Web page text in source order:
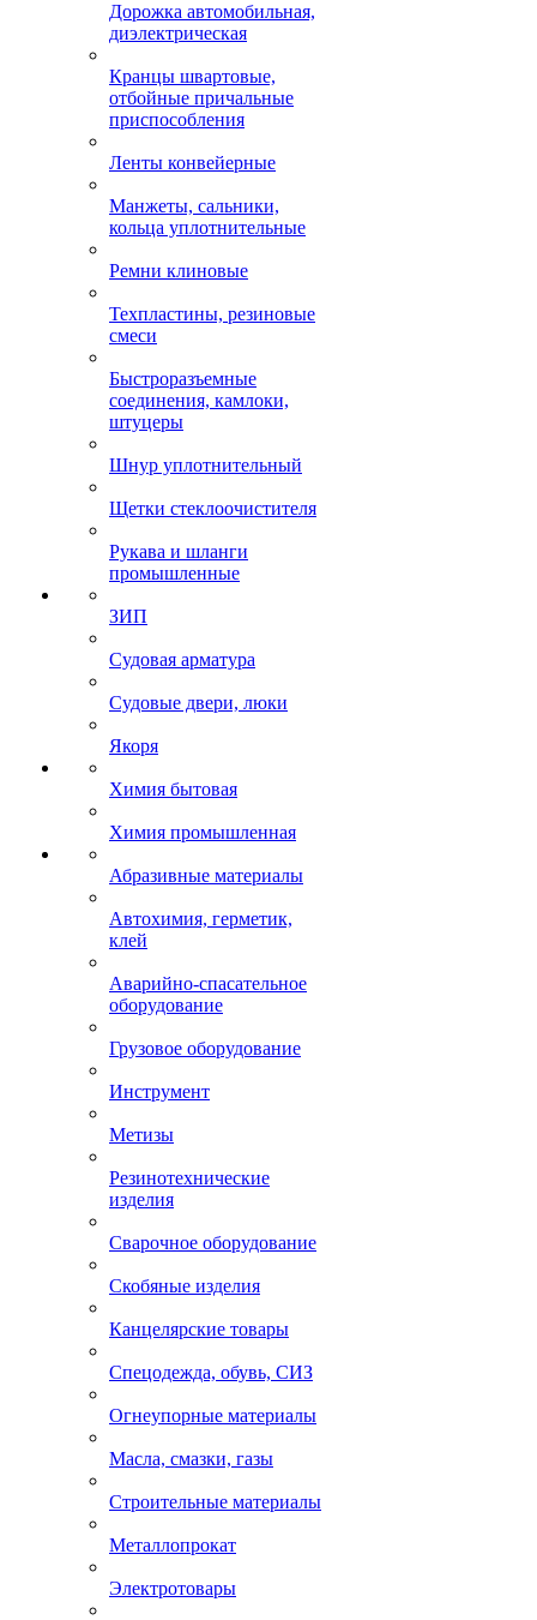
Дорожка автомобильная,
диэлектрическая
Кранцы швартовые,
отбойные причальные
приспособления
Ленты конвейерные
Манжеты, сальники,
кольца уплотнительные
Ремни клиновые
Техпластины, резиновые
смеси
Быстроразъемные
соединения, камлоки,
штуцеры
Шнур уплотнительный
Щетки стеклоочистителя
Рукава и шланги
промышленные
ЗИП
Судовая арматура
Судовые двери, люки
Якоря
Химия бытовая
Химия промышленная
Абразивные материалы
Автохимия, герметик,
клей
Аварийно-спасательное
оборудование
Грузовое оборудование
Инструмент
Метизы
Резинотехнические
изделия
Сварочное оборудование
Скобяные изделия
Канцелярские товары
Спецодежда, обувь, СИЗ
Огнеупорные материалы
Масла, смазки, газы
Строительные материалы
Металлопрокат
Электротовары